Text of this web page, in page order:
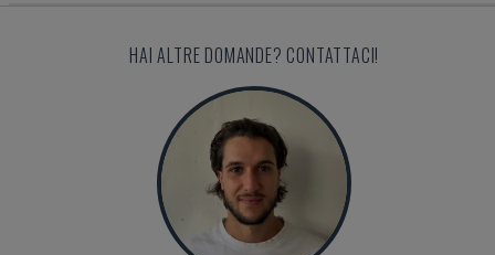
HAI ALTRE DOMANDE? CONTATTACI!